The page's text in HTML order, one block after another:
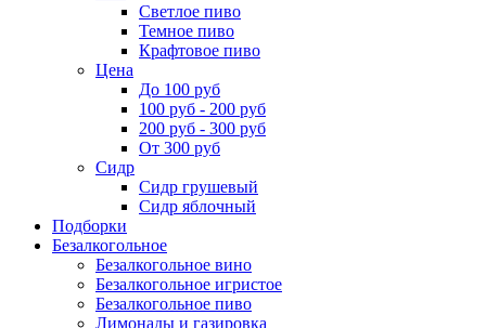
Светлое пиво
Темное пиво
Крафтовое пиво
Цена
До 100 руб
100 руб - 200 руб
200 руб - 300 руб
От 300 руб
Сидр
Сидр грушевый
Сидр яблочный
Подборки
Безалкогольное
Безалкогольное вино
Безалкогольное игристое
Безалкогольное пиво
Лимонады и газировка